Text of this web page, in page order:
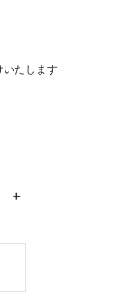
たします